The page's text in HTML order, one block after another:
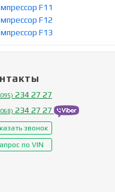
F11
F12
F13
234 27 27
234 27 27
звонок
по VIN